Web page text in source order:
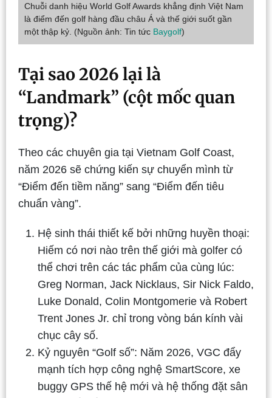
Chuỗi danh hiệu World Golf Awards khẳng định Việt Nam
là điểm đến golf hàng đầu châu Á và thế giới suốt gần
một thập kỷ. (Nguồn ảnh: Tin tức Baygolf)
Tại sao 2026 lại là
“Landmark” (cột mốc quan
trọng)?
Theo các chuyên gia tại Vietnam Golf Coast,
năm 2026 sẽ chứng kiến sự chuyển mình từ
“Điểm đến tiềm năng” sang “Điểm đến tiêu
chuẩn vàng”.
Hệ sinh thái thiết kế bởi những huyền thoại:
Hiếm có nơi nào trên thế giới mà golfer có
thể chơi trên các tác phẩm của cùng lúc:
Greg Norman, Jack Nicklaus, Sir Nick Faldo,
Luke Donald, Colin Montgomerie và Robert
Trent Jones Jr. chỉ trong vòng bán kính vài
chục cây số.
Kỷ nguyên “Golf số”: Năm 2026, VGC đẩy
mạnh tích hợp công nghệ SmartScore, xe
buggy GPS thế hệ mới và hệ thống đặt sân